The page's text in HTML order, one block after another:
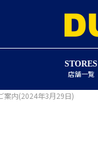
STORES
店舗一覧
案内(2024年3月29日)